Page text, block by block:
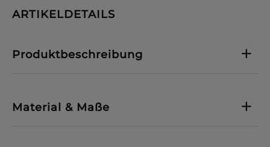
ARTIKELDETAILS
Produktbeschreibung
Material & Maße